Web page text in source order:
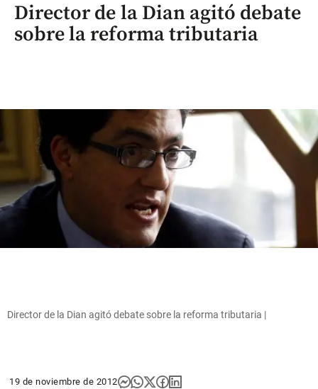
Director de la Dian agitó debate
sobre la reforma tributaria
Director de la Dian agitó debate sobre la reforma tributaria |
19 de noviembre de 2012